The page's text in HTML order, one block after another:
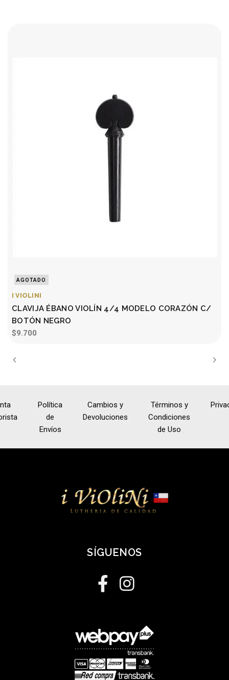
AGOTADO
I VIOLINI
CLAVIJA ÉBANO VIOLÍN 4/4 MODELO CORAZÓN C/
BOTÓN NEGRO
$9.700
Política
de
Envíos
Cambios y
Devoluciones
Términos y
Condiciones
de Uso
SÍGUENOS